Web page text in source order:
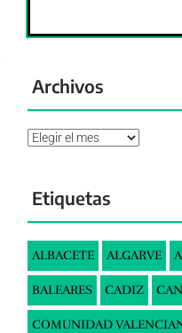
Archivos
Archivos
Etiquetas
ALBACETE ALGARVE
BALEARES CADIZ
COMUNIDAD